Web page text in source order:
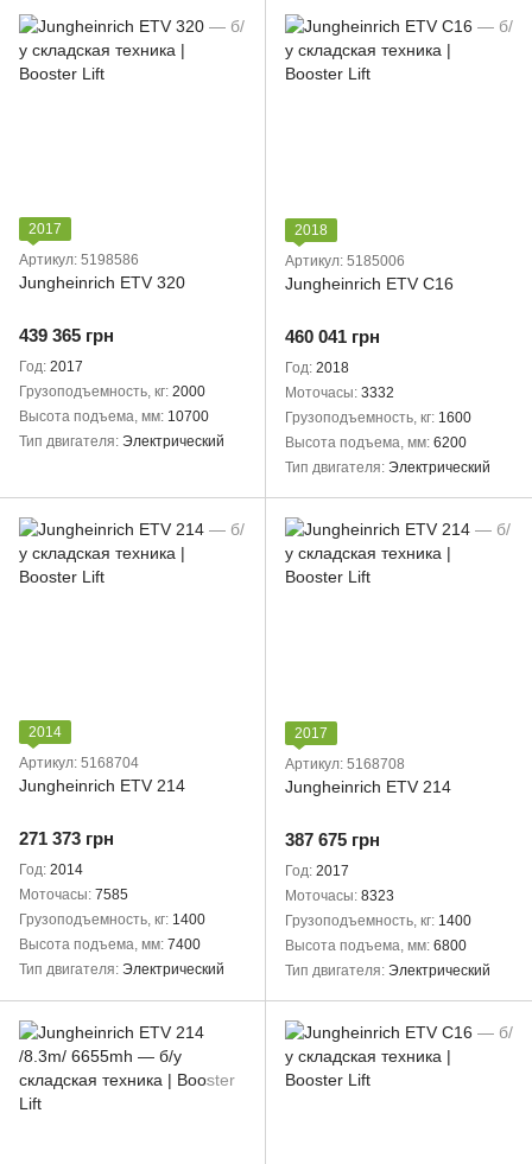
2017
Артикул: 5198586
Jungheinrich ETV 320
439 365 грн
Год 2017
Грузоподъемность, кг 2000
Высота подъема, мм 10700
Тип двигателя Электрический
2018
Артикул: 5185006
Jungheinrich ETV C16
460 041 грн
Год 2018
Моточасы 3332
Грузоподъемность, кг 1600
Высота подъема, мм 6200
Тип двигателя Электрический
2014
Артикул: 5168704
Jungheinrich ETV 214
271 373 грн
Год 2014
Моточасы 7585
Грузоподъемность, кг 1400
Высота подъема, мм 7400
Тип двигателя Электрический
2017
Артикул: 5168708
Jungheinrich ETV 214
387 675 грн
Год 2017
Моточасы 8323
Грузоподъемность, кг 1400
Высота подъема, мм 6800
Тип двигателя Электрический